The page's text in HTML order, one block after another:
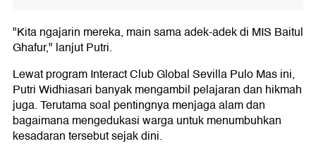
"Kita ngajarin mereka, main sama adek-adek di MIS Baitul
Ghafur," lanjut Putri.
Lewat program Interact Club Global Sevilla Pulo Mas ini,
Putri Widhiasari banyak mengambil pelajaran dan hikmah
juga. Terutama soal pentingnya menjaga alam dan
bagaimana mengedukasi warga untuk menumbuhkan
kesadaran tersebut sejak dini.